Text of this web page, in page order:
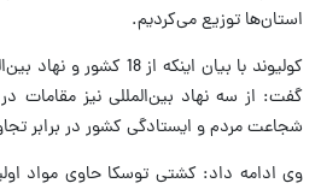
استان‌ها توزیع می‌کردیم.
کولیوند با بیان اینکه از
گفت: از سه نهاد بین‌المللی نیز مقامات
شجاعت مردم و ایستادگی کشور در برابر
وی ادامه داد: کشتی توسکا حاوی مواد